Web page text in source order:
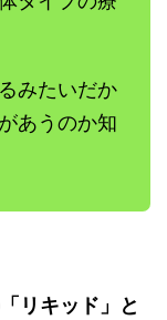
みたいだか
あうのか知
リキッド」と